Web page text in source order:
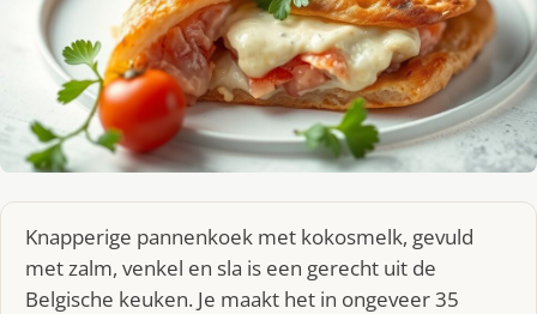
Knapperige pannenkoek met kokosmelk, gevuld
met zalm, venkel en sla is een gerecht uit de
Belgische keuken. Je maakt het in ongeveer 35